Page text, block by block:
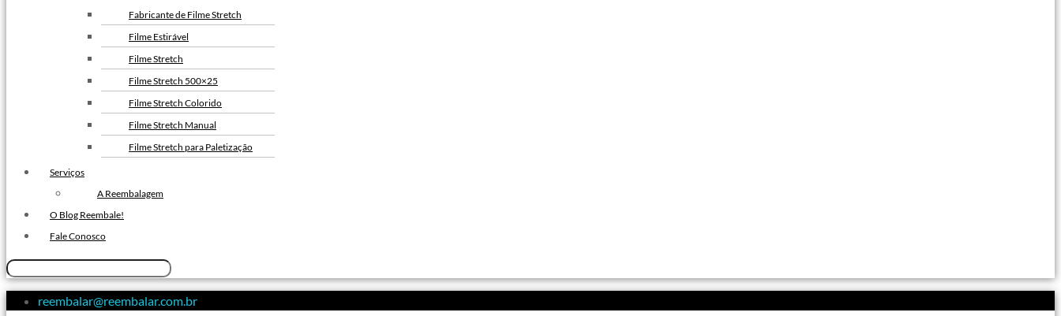
Fabricante de Filme Stretch
Filme Estirável
Filme Stretch
Filme Stretch 500×25
Filme Stretch Colorido
Filme Stretch Manual
Filme Stretch para Paletização
Filme Stretch Preto
Fita de Arquear
Fita Adesiva Transparente
48×50
Serviços
A Reembalagem
O Blog Reembale!
Fale Conosco
reembalar@reembalar.com.br